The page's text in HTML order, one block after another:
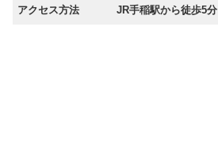
アクセス方法 JR手稲駅から徒歩5分